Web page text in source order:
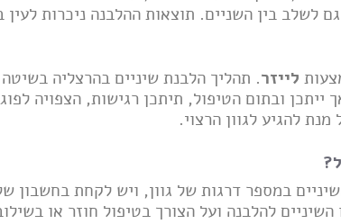
לשלב בין השניים. תוצאות ההלבנה ניכרות
לייזר. תהליך הלבנת שיניים בהרצליה
להגיע לגוון הרצוי.
במספר דרגות של גוון, ויש לקחת בחשבון
להלבנה ועל הצורך בטיפול חוזר או